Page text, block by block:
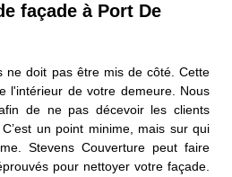
façade à Port De
ne doit pas être mis de côté. Cette
l'intérieur de votre demeure. Nous
de ne pas décevoir les clients
un point minime, mais sur qui
Stevens Couverture peut faire
pour nettoyer votre façade.